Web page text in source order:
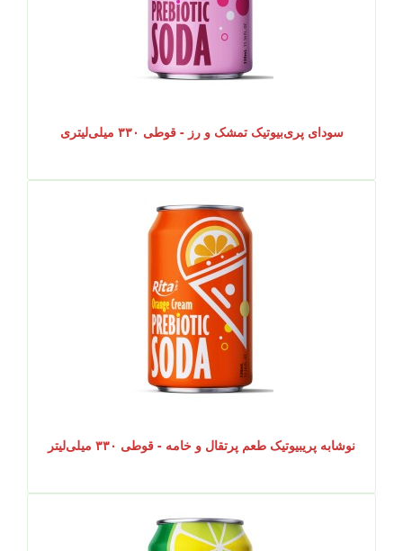
سودای پری‌بیوتیک تمشک و رز - قوطی ۳۳۰ میلی‌لیتری
نوشابه پریبیوتیک طعم پرتقال و خامه - قوطی ۳۳۰ میلی‌لیتر